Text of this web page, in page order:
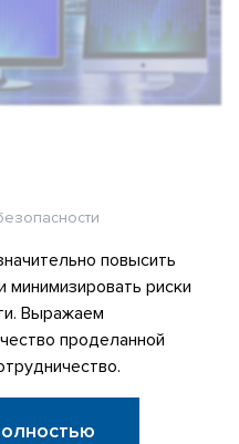
повысить
риски
Выражаем
проделанной